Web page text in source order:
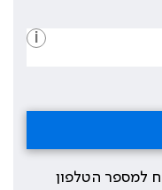
i
למספר הטלפון